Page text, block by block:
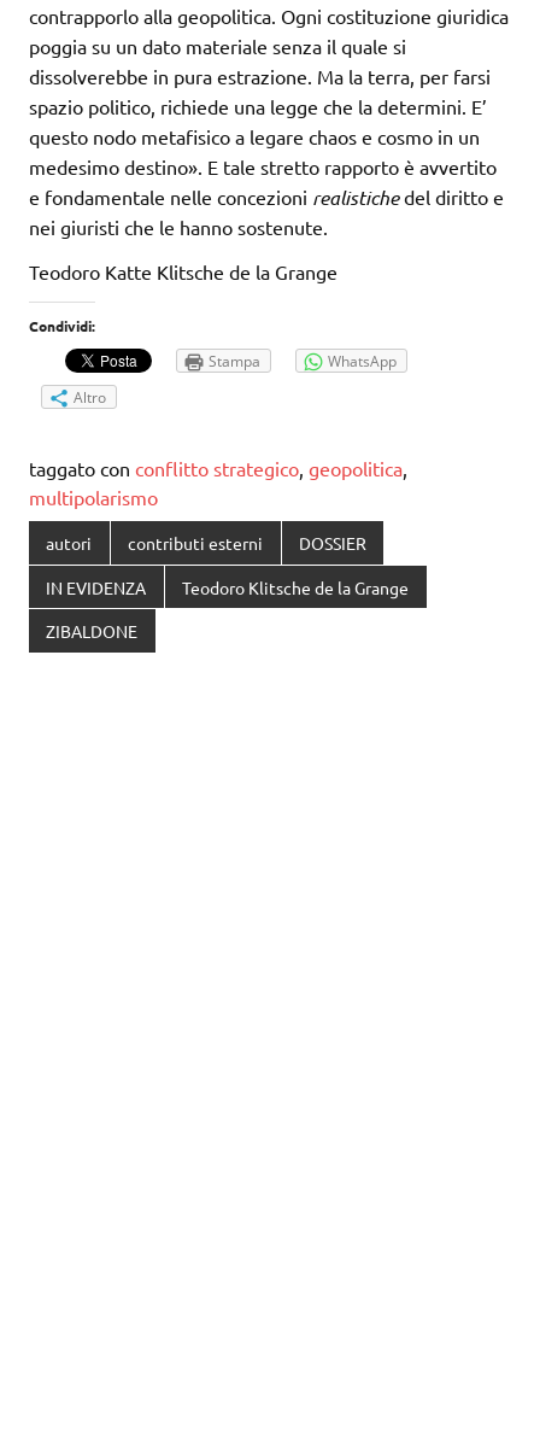
contrapporlo alla geopolitica. Ogni costituzione giuridica
poggia su un dato materiale senza il quale si
dissolverebbe in pura estrazione. Ma la terra, per farsi
spazio politico, richiede una legge che la determini. E’
questo nodo metafisico a legare chaos e cosmo in un
medesimo destino». E tale stretto rapporto è avvertito
e fondamentale nelle concezioni realistichedel diritto e
nei giuristi che le hanno sostenute.
Teodoro Katte Klitsche de la Grange
Condividi:
Stampa
WhatsApp
Altro
taggato con conflitto strategico, geopolitica,
multipolarismo
autori contributi esterni DOSSIER
IN EVIDENZA Teodoro Klitsche de la Grange
ZIBALDONE